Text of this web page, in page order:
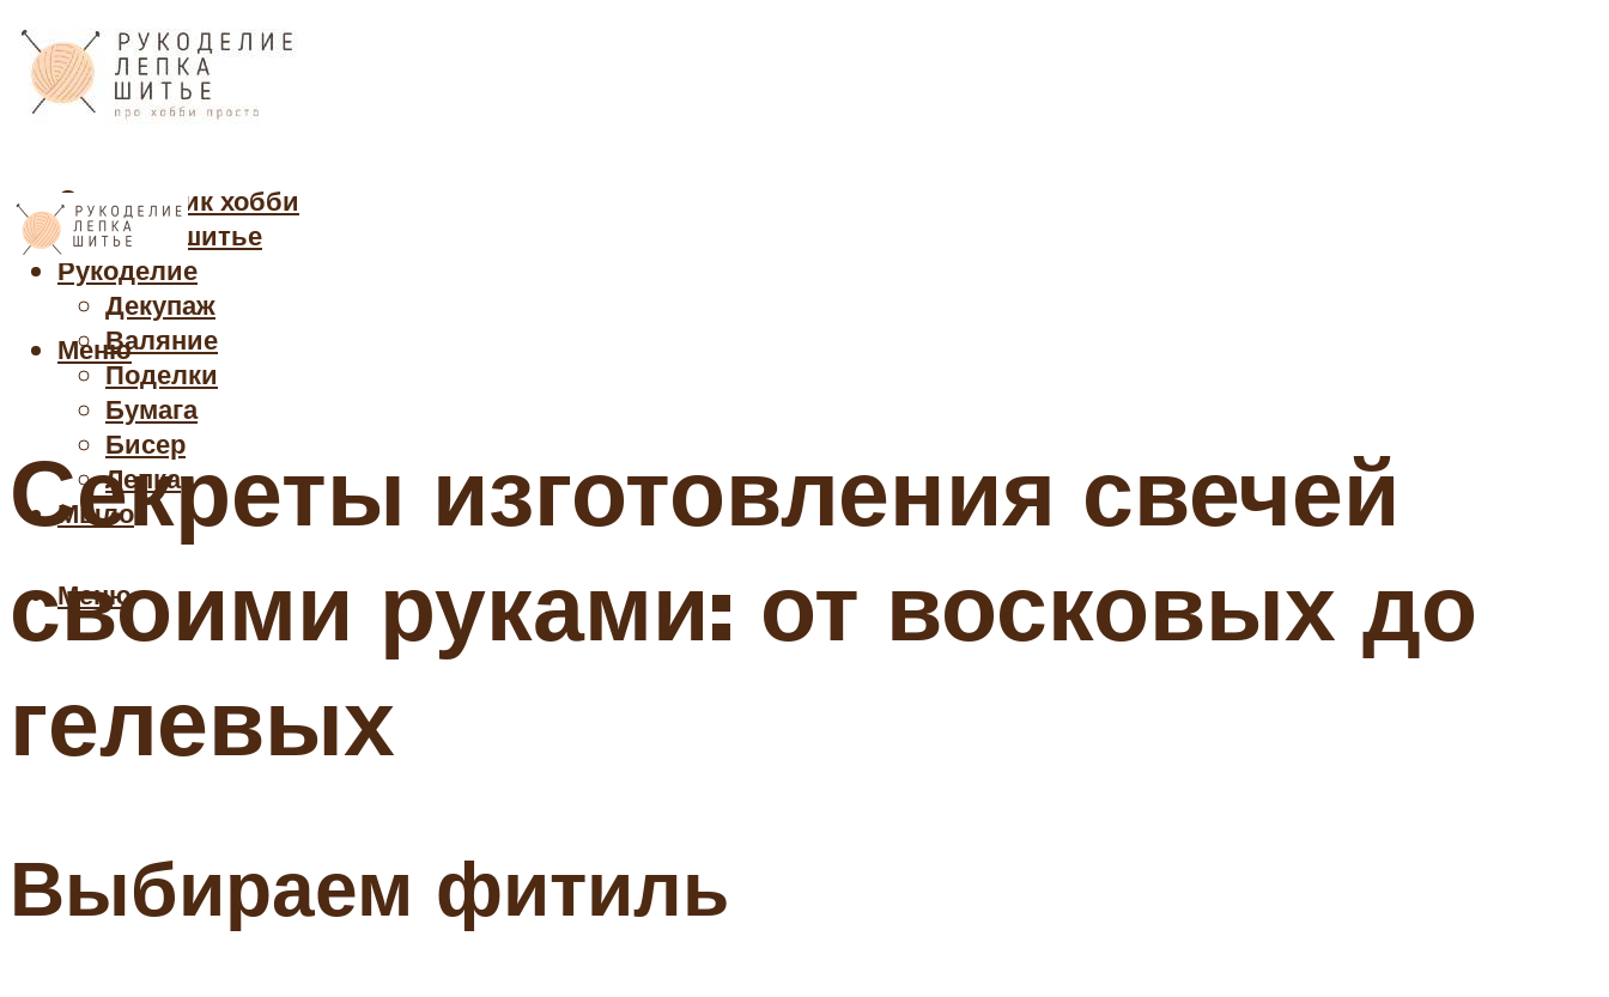
Cправочник хобби
Кройка и шитье
Рукоделие
Декупаж
Валяние
Поделки
Бумага
Бисер
Лепка
Мыло
Меню
Меню
Секреты изготовления свечей
своими руками: от восковых до
гелевых
Выбираем фитиль